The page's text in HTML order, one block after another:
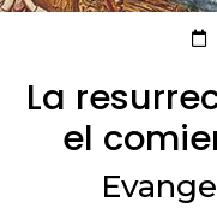
La
el